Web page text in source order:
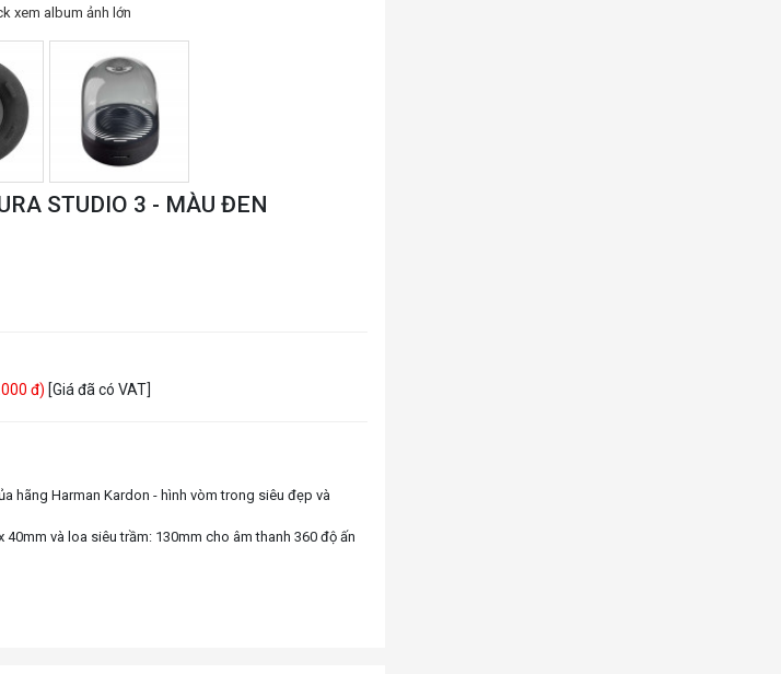
xem album ảnh lớn
STUDIO 3 - MÀU ĐEN
đ) [Giá đã có VAT]
hãng Harman Kardon - hình vòm trong siêu đẹp và
và loa siêu trầm: 130mm cho âm thanh 360 độ ấn
đổi theo nhạc